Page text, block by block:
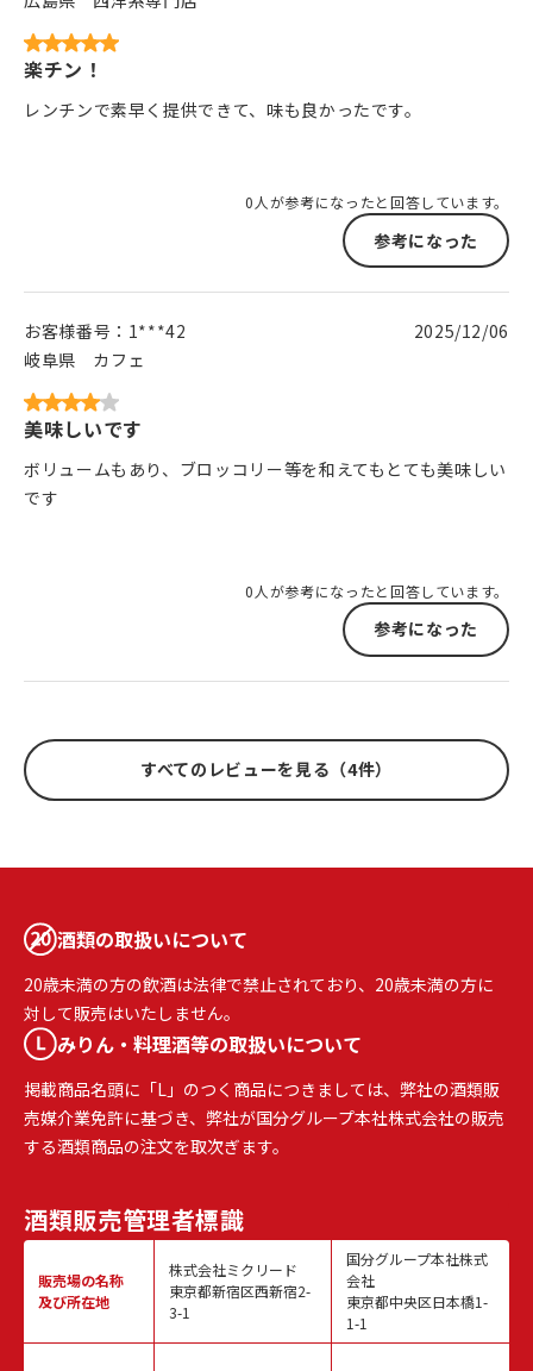
楽チン！
レンチンで素早く提供できて、味も良かったです。
0人が参考になったと回答しています。
参考になった
お客様番号： 1***42
岐阜県
カフェ
2025/12/06
美味しいです
ボリュームもあり、ブロッコリー等を和えてもとても美味しい
です
0人が参考になったと回答しています。
参考になった
すべてのレビューを見る（4件）
酒類の取扱いについて
20歳未満の方の飲酒は法律で禁止されており、20歳未満の方に
対して販売はいたしません。
みりん・料理酒等の取扱いについて
掲載商品名頭に「L」のつく商品につきましては、弊社の酒類販
売媒介業免許に基づき、弊社が国分グループ本社株式会社の販売
する酒類商品の注文を取次ぎます。
酒類販売管理者標識
販売場の名称
及び所在地
株式会社ミクリード
東京都新宿区西新宿2-
3-1
国分グループ本社株式
会社
東京都中央区日本橋1-
1-1